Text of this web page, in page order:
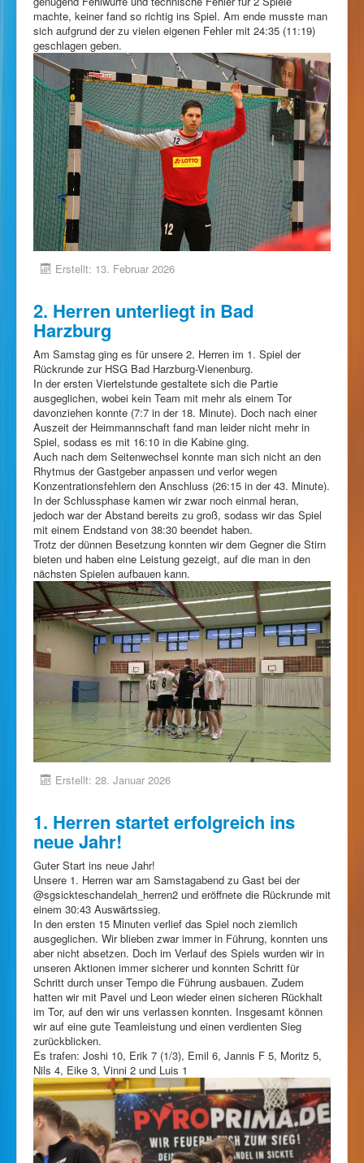
machte, keiner fand so richtig ins Spiel. Am ende musste man
sich aufgrund der zu vielen eigenen Fehler mit 24:35 (11:19)
geschlagen geben.
Erstellt: 13. Februar 2026
2. Herren unterliegt in Bad
Harzburg
Am Samstag ging es für unsere 2. Herren im 1. Spiel der
Rückrunde zur HSG Bad Harzburg-Vienenburg.
In der ersten Viertelstunde gestaltete sich die Partie
ausgeglichen, wobei kein Team mit mehr als einem Tor
davonziehen konnte (7:7 in der 18. Minute). Doch nach einer
Auszeit der Heimmannschaft fand man leider nicht mehr in
Spiel, sodass es mit 16:10 in die Kabine ging.
Auch nach dem Seitenwechsel konnte man sich nicht an den
Rhytmus der Gastgeber anpassen und verlor wegen
Konzentrationsfehlern den Anschluss (26:15 in der 43. Minute).
In der Schlussphase kamen wir zwar noch einmal heran,
jedoch war der Abstand bereits zu groß, sodass wir das Spiel
mit einem Endstand von 38:30 beendet haben.
Trotz der dünnen Besetzung konnten wir dem Gegner die Stirn
bieten und haben eine Leistung gezeigt, auf die man in den
nächsten Spielen aufbauen kann.
Erstellt: 28. Januar 2026
1. Herren startet erfolgreich ins
neue Jahr!
Guter Start ins neue Jahr!
Unsere 1. Herren war am Samstagabend zu Gast bei der
@sgsickteschandelah_herren2 und eröffnete die Rückrunde mit
einem 30:43 Auswärtssieg.
In den ersten 15 Minuten verlief das Spiel noch ziemlich
ausgeglichen. Wir blieben zwar immer in Führung, konnten uns
aber nicht absetzen. Doch im Verlauf des Spiels wurden wir in
unseren Aktionen immer sicherer und konnten Schritt für
Schritt durch unser Tempo die Führung ausbauen. Zudem
hatten wir mit Pavel und Leon wieder einen sicheren Rückhalt
im Tor, auf den wir uns verlassen konnten. Insgesamt können
wir auf eine gute Teamleistung und einen verdienten Sieg
zurückblicken.
Es trafen: Joshi 10, Erik 7 (1/3), Emil 6, Jannis F 5, Moritz 5,
Nils 4, Eike 3, Vinni 2 und Luis 1